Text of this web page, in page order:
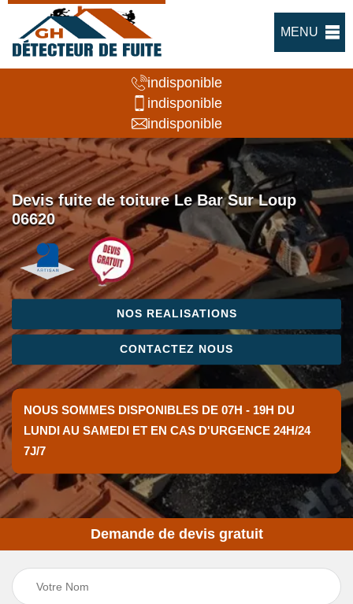
MENU
indisponible
indisponible
indisponible
Devis fuite de toiture Le Bar Sur Loup
06620
NOS REALISATIONS
CONTACTEZ NOUS
NOUS SOMMES DISPONIBLES DE 07H - 19H DU
LUNDI AU SAMEDI ET EN CAS D'URGENCE 24H/24
7J/7
Demande de devis gratuit